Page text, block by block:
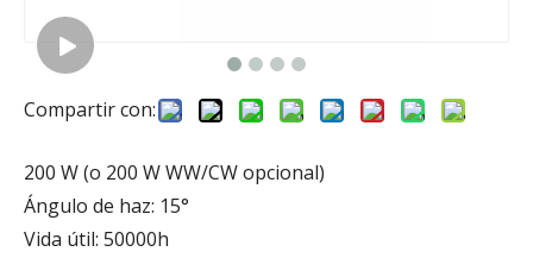
Compartir con:
200 W (o 200 W WW/CW opcional)
Ángulo de haz: 15°
Vida útil: 50000h